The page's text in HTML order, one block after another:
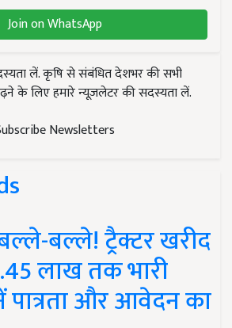
Join on WhatsApp
लें. कृषि से संबंधित देशभर की सभी
के लिए हमारे न्यूज़लेटर की सदस्यता लें.
Newsletters
बल्ले! ट्रैक्टर खरीद
लाख तक भारी
पात्रता और आवेदन का